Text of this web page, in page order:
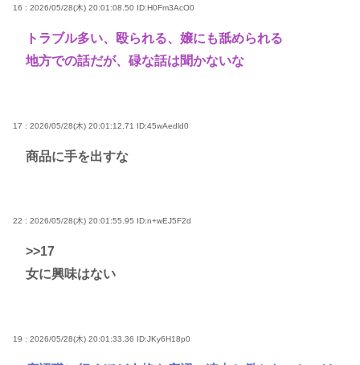
16 : 2026/05/28(木) 20:01:08.50 ID:H0Fm3AcO0
トラブル多い、殴られる、嬢にも舐められる
地方での話だが、碌な話は聞かないな
17 : 2026/05/28(木) 20:01:12.71 ID:45wAedld0
商品に手を出すな
22 : 2026/05/28(木) 20:01:55.95 ID:n+wEJ5F2d
>>17
女に興味はない
19 : 2026/05/28(木) 20:01:33.36 ID:JKy6H18p0